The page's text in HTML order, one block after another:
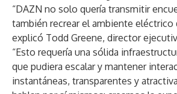
“DAZN no solo quería transmitir
también recrear el ambiente eléctrico
explicó Todd Greene, director
“Esto requería una sólida
que pudiera escalar y mantener
instantáneas, transparentes y